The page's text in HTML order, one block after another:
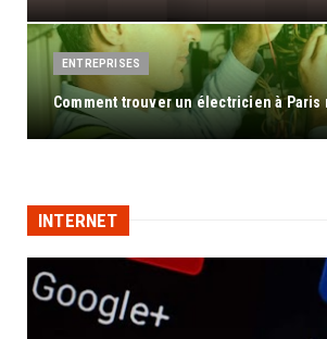
ENTREPRISES
Comment trouver un électricien à Paris
K.M DÉPANNAGE, Ixelles
ENTREPRISES
INTERNET